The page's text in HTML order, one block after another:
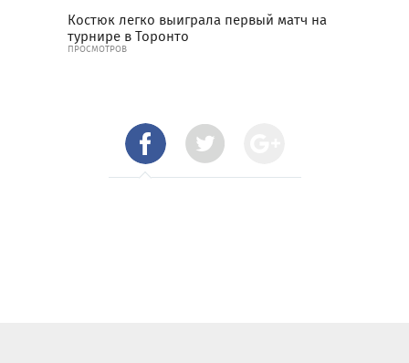
Костюк легко выиграла первый матч на
турнире в Торонто
ПРОСМОТРОВ